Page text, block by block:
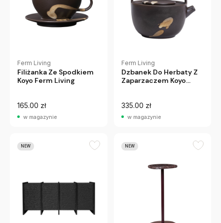
Ferm Living
Filiżanka Ze Spodkiem
Koyo Ferm Living
165.00 zł
w magazynie
Ferm Living
Dzbanek Do Herbaty Z
Zaparzaczem Koyo
335.00 zł
w magazynie
NEW NEW